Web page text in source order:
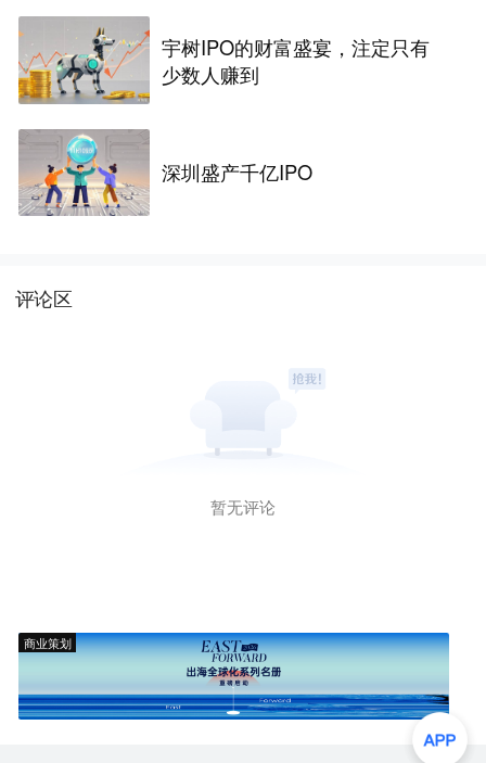
宇树IPO的财富盛宴，注定只有
少数人赚到
深圳盛产千亿IPO
评论区
暂无评论
商业策划